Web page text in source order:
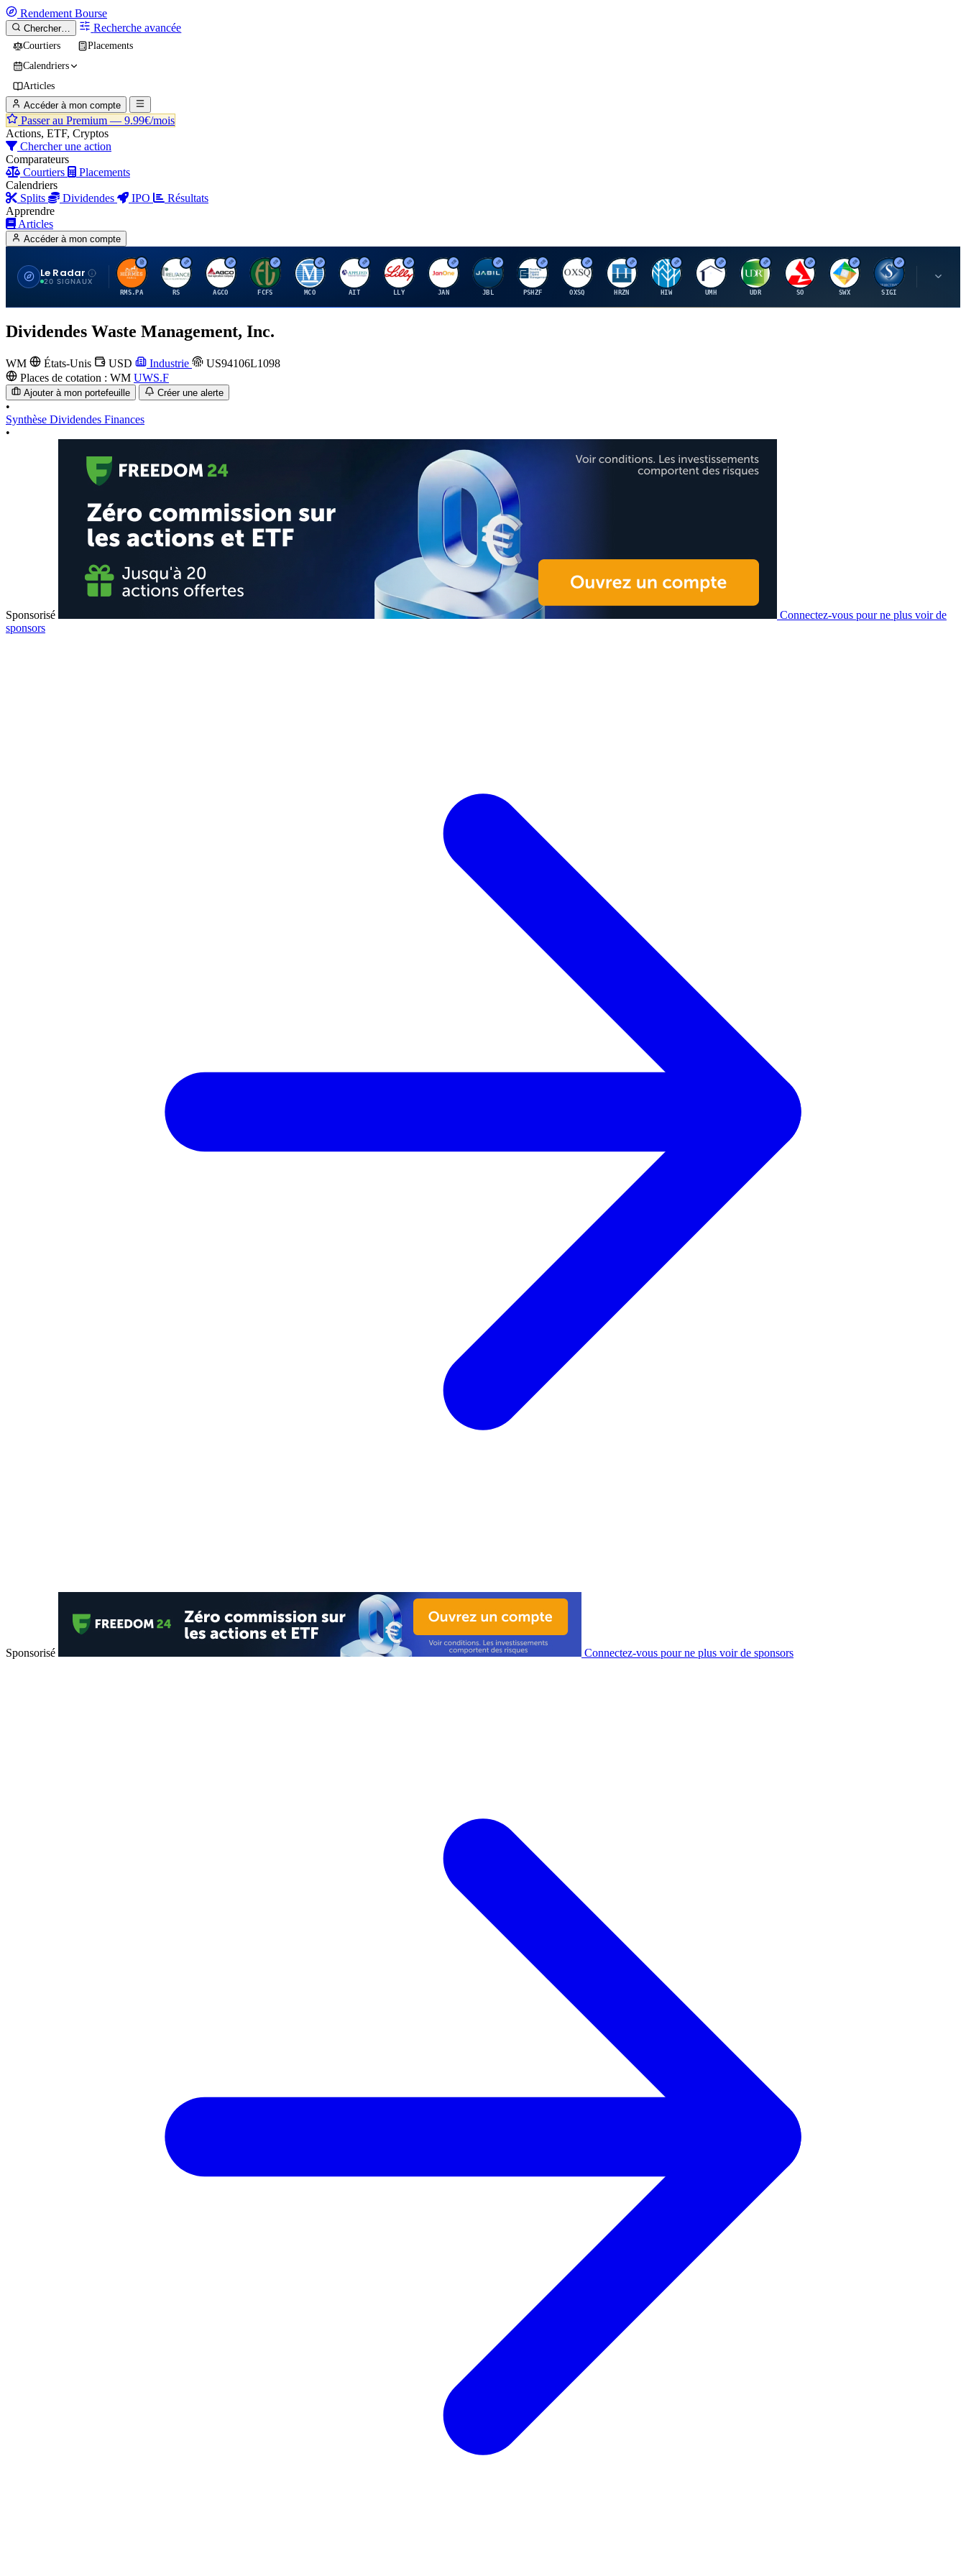
Rendement Bourse
Chercher… Recherche avancée
Courtiers
Placements
Calendriers
Articles
Accéder à mon compte
Passer au Premium — 9.99€/mois
Actions, ETF, Cryptos
Chercher une action
Comparateurs
Courtiers
Placements
Calendriers
Splits
Dividendes IPO
Résultats
Apprendre
Articles
Accéder à mon compte
Le Radar
20 SIGNAUX
H
RMS.PA
R
RS
A
AGCO
F
FCFS
M
MCO
A
AIT
E
LLY
J
JAN
J
JBL
P
PSHZF
O
OXSQ
H
HRZN
H
HIW
U
UMH
U
UDR
S
SO
S
SWX
S
SIGI
L
Dividendes Waste Management, Inc.
WM États-Unis USD Industrie
US94106L1098
Places de cotation : WM UWS.F
Ajouter à mon portefeuille Créer une alerte
•
Synthèse Dividendes Finances
•
Sponsorisé
Connectez-vous pour ne plus voir de
sponsors
Sponsorisé Connectez-vous pour ne plus voir de sponsors